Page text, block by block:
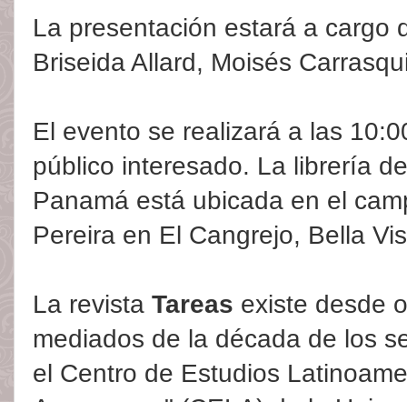
La presentación estará a cargo
Briseida Allard, Moisés
El evento se realizará a las
público interesado. La librería
Panamá está ubicada en el
Pereira en El Cangrejo, Bella
La revista Tareas existe desde
mediados de la década de los
el Centro de Estudios